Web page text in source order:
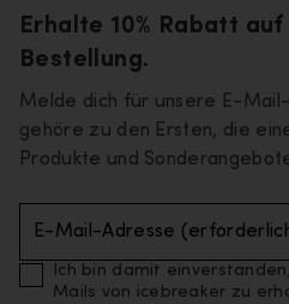
Erhalte 10% Rabatt
Bestellung.
Melde dich für unsere E-
gehöre zu den Ersten, die
Produkte und
E-Mail-Adresse
Ich bin damit
Mails von icebreaker zu